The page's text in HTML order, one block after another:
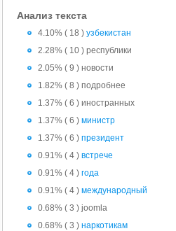
Анализ текста
4.10% ( 18 ) узбекистан
2.28% ( 10 ) республики
2.05% ( 9 ) новости
1.82% ( 8 ) подробнее
1.37% ( 6 ) иностранных
1.37% ( 6 ) министр
1.37% ( 6 ) президент
0.91% ( 4 ) встрече
0.91% ( 4 ) года
0.91% ( 4 ) международный
0.68% ( 3 ) joomla
0.68% ( 3 ) наркотикам